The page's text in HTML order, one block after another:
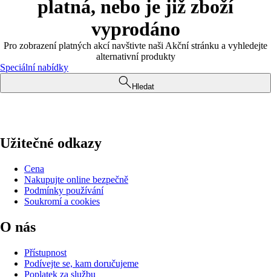
platná, nebo je již zboží
vyprodáno
Pro zobrazení platných akcí navštivte naši Akční stránku a vyhledejte
alternativní produkty
Speciální nabídky
Hledat
Užitečné odkazy
Cena
Nakupujte online bezpečně
Podmínky používání
Soukromí a cookies
O nás
Přístupnost
Podívejte se, kam doručujeme
Poplatek za službu